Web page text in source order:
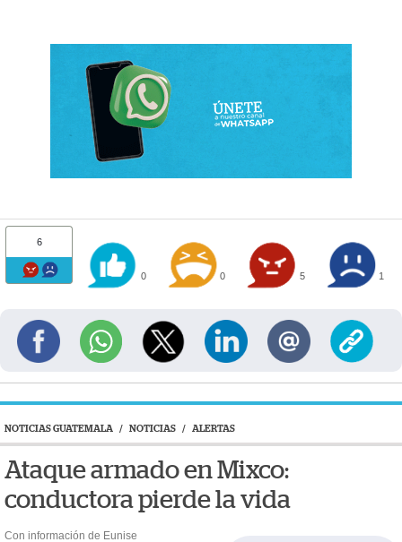
6
0 0 5 1
NOTICIAS GUATEMALA / NOTICIAS / ALERTAS
Ataque armado en Mixco:
conductora pierde la vida
Con información de Eunise